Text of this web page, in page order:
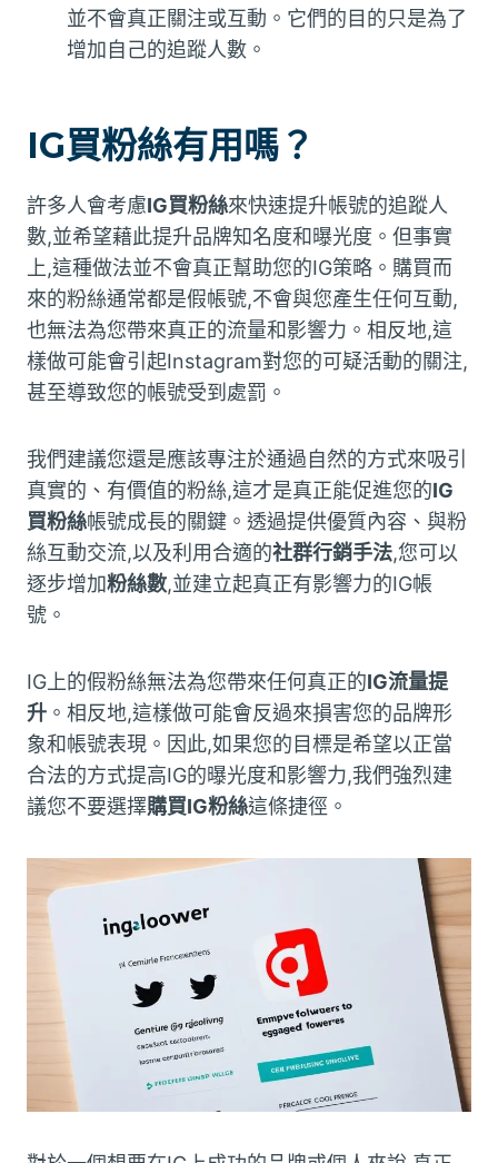
並不會真正關注或互動。它們的目的只是為了
增加自己的追蹤人數。
IG買粉絲有用嗎？
許多人會考慮IG買粉絲來快速提升帳號的追蹤人
數,並希望藉此提升品牌知名度和曝光度。但事實
上,這種做法並不會真正幫助您的IG策略。購買而
來的粉絲通常都是假帳號,不會與您產生任何互動,
也無法為您帶來真正的流量和影響力。相反地,這
樣做可能會引起Instagram對您的可疑活動的關注,
甚至導致您的帳號受到處罰。
我們建議您還是應該專注於通過自然的方式來吸引
真實的、有價值的粉絲,這才是真正能促進您的IG
買粉絲帳號成長的關鍵。透過提供優質內容、與粉
絲互動交流,以及利用合適的社群行銷手法,您可以
逐步增加粉絲數,並建立起真正有影響力的IG帳
號。
IG上的假粉絲無法為您帶來任何真正的IG流量提
升 。相反地,這樣做可能會反過來損害您的品牌形
象和帳號表現。因此,如果您的目標是希望以正當
合法的方式提高IG的曝光度和影響力,我們強烈建
議您不要選擇購買IG粉絲這條捷徑。